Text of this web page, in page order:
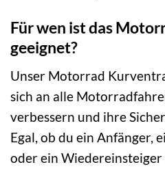
Für wen ist das
geeignet?
Unser Motorrad
sich an alle
verbessern und ihre
Egal, ob du ein Anfänger,
oder ein Wiedereinsteiger